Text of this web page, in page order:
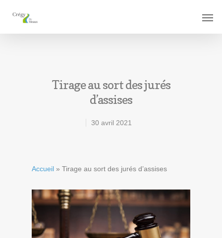
Tirage au sort des jurés
d’assises
30 avril 2021
Accueil » Tirage au sort des jurés d’assises